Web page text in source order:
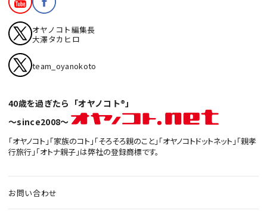
40歳を過ぎたら「オヤノコト®」
〜since2008〜
「オヤノコト」「家族のコト」「そろそろ親のこと」「オヤノコトドットネット」「親孝
行旅行」「オトナ親子」は弊社の登録商標です。
お問い合わせ
オヤノコト編集長
大澤タカヒロ
team_oyanokoto